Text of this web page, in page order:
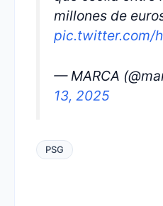
millones de
pic.twitter.com/
— MARCA
13, 2025
PSG